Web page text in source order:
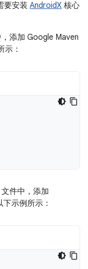
要安装 AndroidX 核心
添加 Google Maven
示：
文件中，添加
示例所示：